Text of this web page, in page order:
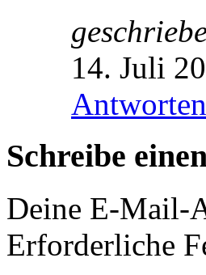
14. Juli
Antworten
Schreibe
Deine E-Mail-
Erforderliche